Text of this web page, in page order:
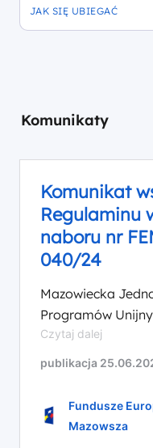
JAK SIĘ UBIEGAĆ
DOFINANSOWANIA
Komunikaty
Komunikat
Regulaminu
naboru nr
040/24
Mazowiecka
Programów
ramach naborunr
040/24
integracji oraz
zdrowotnych na
Czytaj dalej
wyboru
naboru
publikacja
Fundusze
Mazowsza